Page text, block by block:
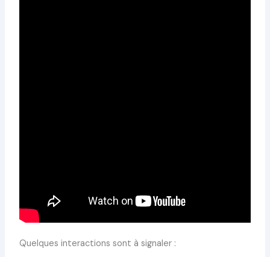
Quelques interactions sont à signaler :